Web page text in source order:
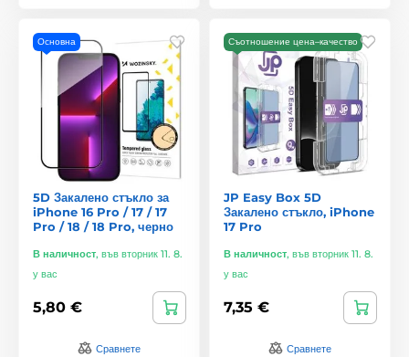
Основна
5D Закалено стъкло за
iPhone 16 Pro / 17 / 17
Pro / 18 / 18 Pro, черно
В наличност, във вторник 11. 8.
у вас
5,80 €
Сравнете
Съотношение цена–качество
JP Easy Box 5D
Закалено стъкло, iPhone
17 Pro
В наличност, във вторник 11. 8.
у вас
7,35 €
Сравнете